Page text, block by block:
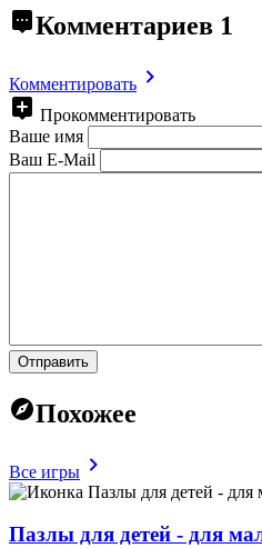
Комментариев 1
Комментировать
Прокомментировать
Ваше имя
Ваш E-Mail
Отправить
Похожее
Все игры
Пазлы для детей - для